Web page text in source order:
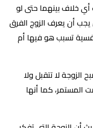
خلاف بينهما حتى لو
أن يعرف الزوج الفرق
تسبب هو فيها أم
لا تتقبل ولا
المستمر، كما أنها